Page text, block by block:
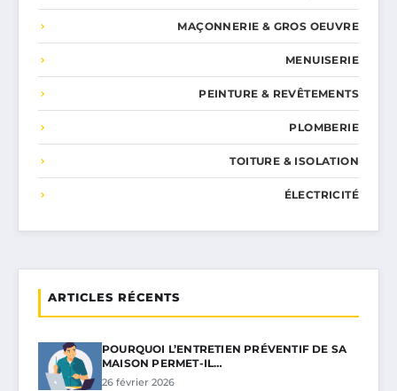
MAÇONNERIE & GROS OEUVRE
MENUISERIE
PEINTURE & REVÊTEMENTS
PLOMBERIE
TOITURE & ISOLATION
ÉLECTRICITÉ
ARTICLES RÉCENTS
POURQUOI L’ENTRETIEN PRÉVENTIF DE SA
MAISON PERMET-IL…
26 février 2026